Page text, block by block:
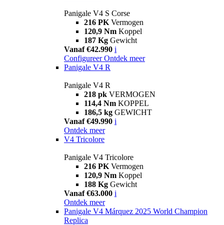
Panigale V4 S Corse
216 PK Vermogen
120,9 Nm Koppel
187 Kg Gewicht
Vanaf €42.990 i
Configureer Ontdek meer
Panigale V4 R
Panigale V4 R
218 pk VERMOGEN
114,4 Nm KOPPEL
186,5 kg GEWICHT
Vanaf €49.990 i
Ontdek meer
V4 Tricolore
Panigale V4 Tricolore
216 PK Vermogen
120,9 Nm Koppel
188 Kg Gewicht
Vanaf €63.000 i
Ontdek meer
Panigale V4 Márquez 2025 World Champion
Replica